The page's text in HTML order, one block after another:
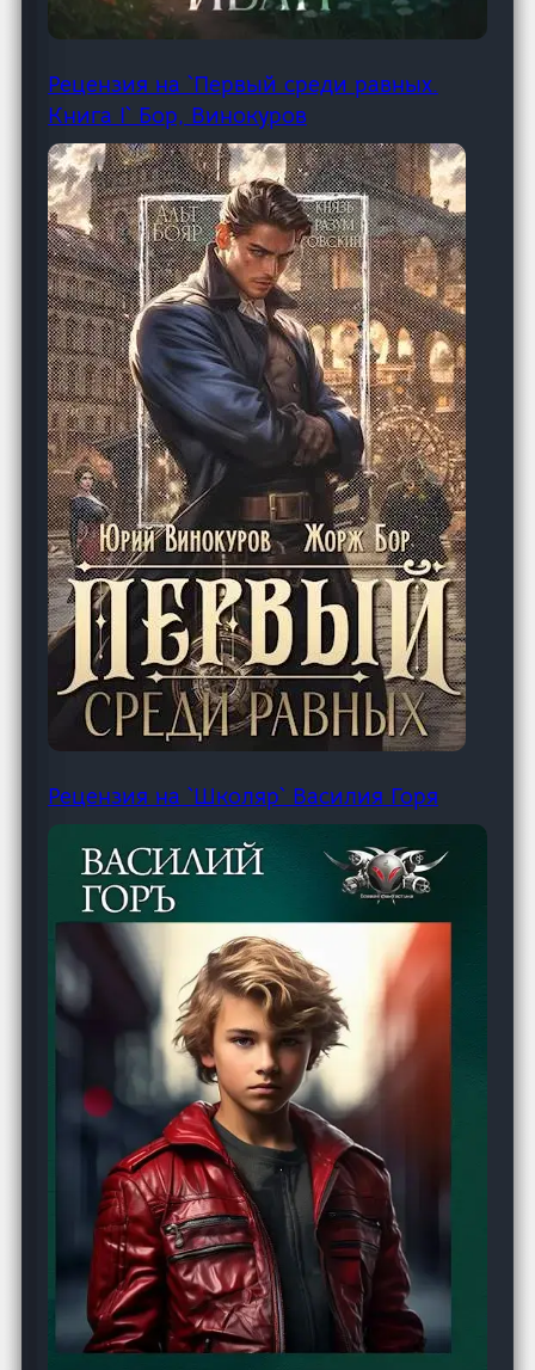
Рецензия на `Первый среди равных.
Книга I` Бор, Винокуров
Рецензия на `Школяр` Василия Горя